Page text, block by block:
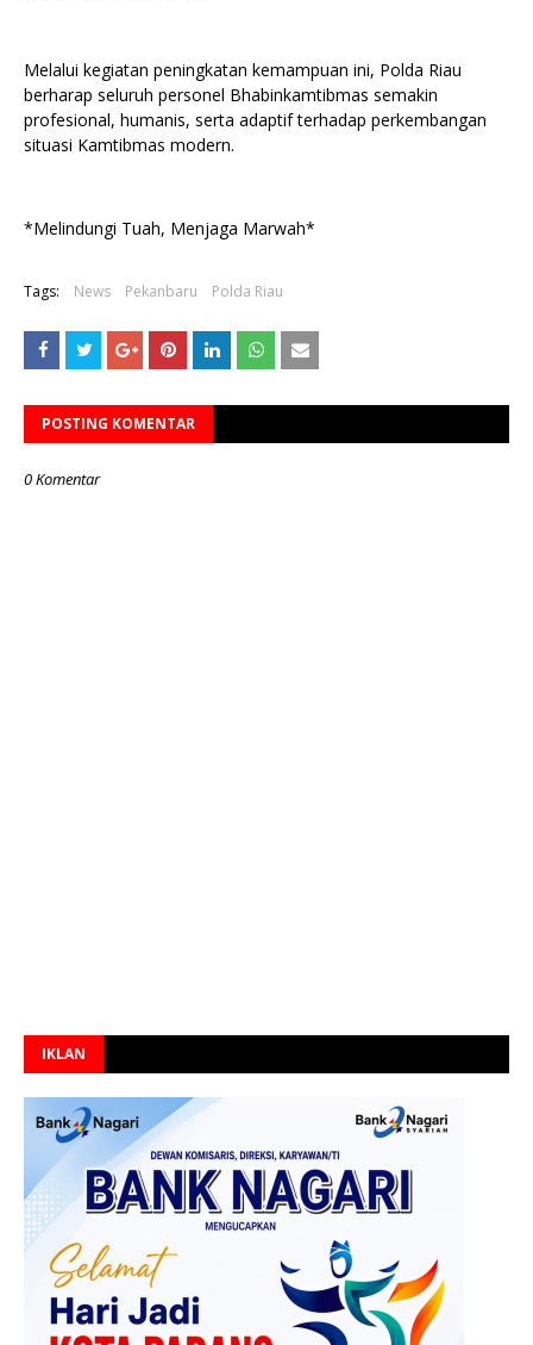
Melalui kegiatan peningkatan kemampuan ini, Polda Riau
berharap seluruh personel Bhabinkamtibmas semakin
profesional, humanis, serta adaptif terhadap perkembangan
situasi Kamtibmas modern.
*Melindungi Tuah, Menjaga Marwah*
Tags: News Pekanbaru Polda Riau
POSTING KOMENTAR
0 Komentar
IKLAN